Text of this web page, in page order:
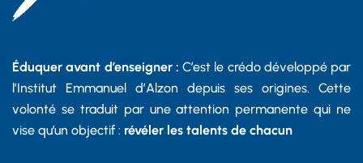
Éduquer avant d’enseigner : C’est le crédo développé par
l’Institut Emmanuel d’Alzon depuis ses origines. Cette
volonté se traduit par une attention permanente qui ne
vise qu’un objectif : révéler les talents de chacun